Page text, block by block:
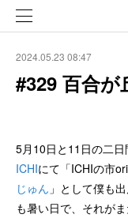
2024.05.23 08:47
#329 百合が
5月10日と11日の二
ICHIにて「ICHIの市
じゅん 」として僕も
も暑い日で、それが